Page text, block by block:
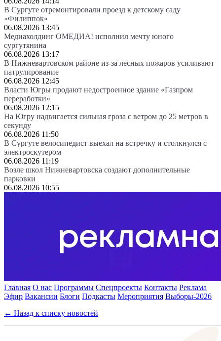
В Сургуте отремонтировали проезд к детскому саду
«Филиппок»
06.08.2026 13:45
Медиахолдинг ОМЕДИА! исполнил мечту юного
сургутянина
06.08.2026 13:17
В Нижневартовском районе из-за лесных пожаров усиливают
патрулирование
06.08.2026 12:45
Власти Югры продают недостроенное здание «Газпром
переработки»
06.08.2026 12:15
На Югру надвигается сильная гроза с ветром до 25 метров в
секунду
06.08.2026 11:50
В Сургуте велосипедист выехал на встречку и столкнулся с
электроскутером
06.08.2026 11:19
Возле школ Нижневартовска создают дополнительные
парковки
06.08.2026 10:55
Главная О нас Программы Спецпроекты Контакты Реклама
Эфир Вакансии Блоги Подкасты Мероприятия Выборы-2026
← Назад к списку новостей